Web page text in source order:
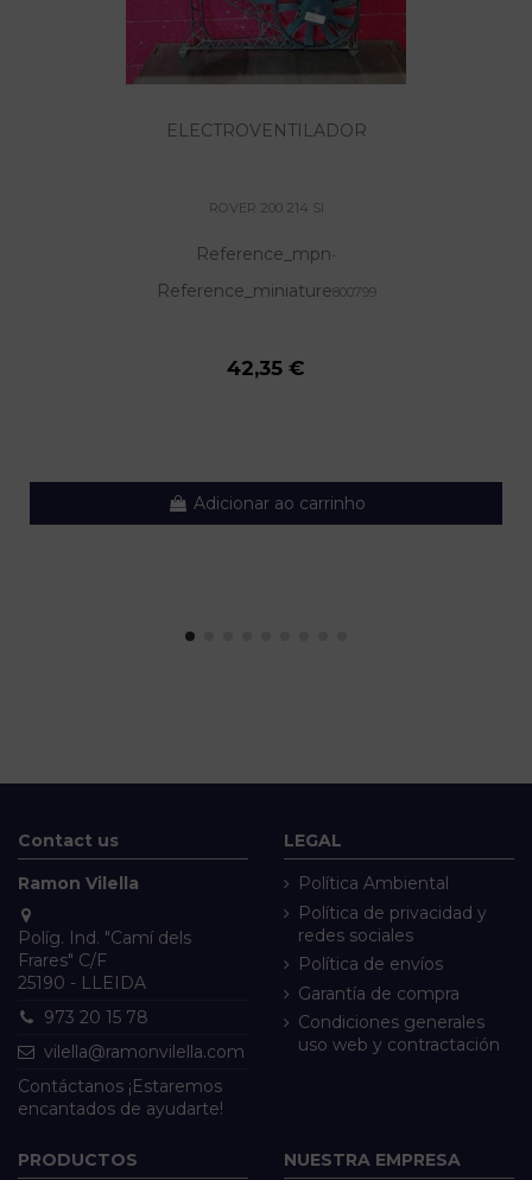
ELECTROVENTILADOR
ROVER 200 214 SI
Reference_mpn-
Reference_miniature800799
42,35 €
Adicionar ao carrinho
Contact us
Ramon Vilella
Políg. Ind. "Camí dels
Frares" C/F
25190 - LLEIDA
973 20 15 78
vilella@ramonvilella.com
Contáctanos ¡Estaremos
encantados de ayudarte!
LEGAL
Política Ambiental
Política de privacidad y
redes sociales
Política de envíos
Garantía de compra
Condiciones generales
uso web y contractación
PRODUCTOS NUESTRA EMPRESA